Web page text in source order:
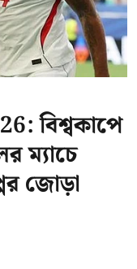
বিশ্বকাপে
ম্যাচে
জোড়া